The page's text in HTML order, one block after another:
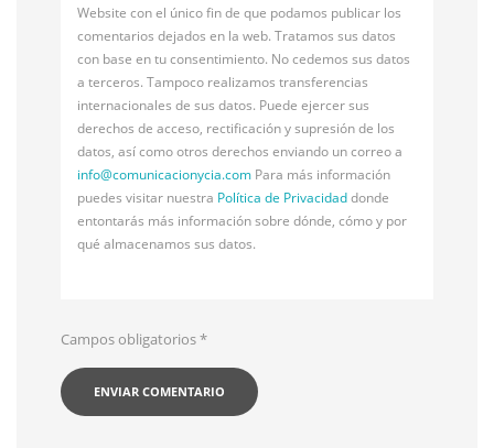
Website con el único fin de que podamos publicar los
comentarios dejados en la web. Tratamos sus datos
con base en tu consentimiento. No cedemos sus datos
a terceros. Tampoco realizamos transferencias
internacionales de sus datos. Puede ejercer sus
derechos de acceso, rectificación y supresión de los
datos, así como otros derechos enviando un correo a
info@comunicacionycia.com Para más información
puedes visitar nuestra Política de Privacidaddonde
entontarás más información sobre dónde, cómo y por
qué almacenamos sus datos.
Campos obligatorios*